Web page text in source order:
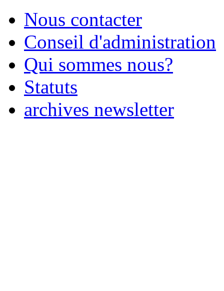
Nous contacter
Conseil d'administration
Qui sommes nous?
Statuts
archives newsletter